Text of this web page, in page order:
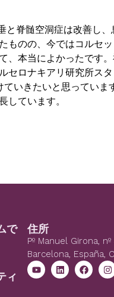
と脊髄空洞症は改善し
ものの、今ではコルセ
、本当によかったです
セロナキアリ研究所ス
いきたいと思っていま
しています。
で
ィ
住所
Pº Manuel Girona, nº
Barcelona, España,